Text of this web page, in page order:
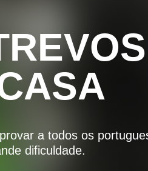
a todos os
dificuldade.